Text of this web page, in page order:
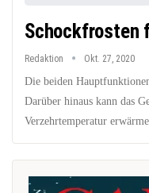
Schockfrosten
Redaktion Okt. 27, 2020
Die beiden
Darüber hinaus kann das
Verzehrtemperatur